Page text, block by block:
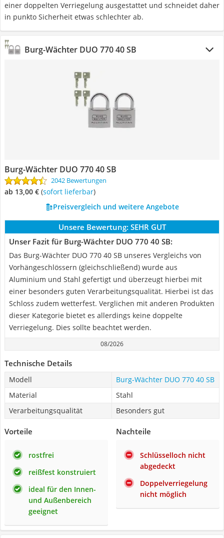
einer doppelten Verriegelung ausgestattet und schneidet daher
in punkto Sicherheit etwas schlechter ab.
Burg-Wächter DUO 770 40 SB
Burg-Wächter DUO 770 40 SB
2042 Bewertungen
ab 13,00 € ( Sofort lieferbar)
Preisvergleich und weitere Angebote
Unsere Bewertung: SEHR GUT
Unser Fazit für Burg-Wächter DUO 770 40 SB:
Das Burg-Wächter DUO 770 40 SB unseres Vergleichs von
Vorhängeschlössern (gleichschließend) wurde aus
Aluminium und Stahl gefertigt und überzeugt hierbei mit
einer besonders guten Verarbeitungsqualität. Hierbei ist das
Schloss zudem wetterfest. Verglichen mit anderen Produkten
dieser Kategorie bietet es allerdings keine doppelte
Verriegelung. Dies sollte beachtet werden.
08/2026
Technische Details
Modell
Burg-Wächter DUO 770 40 SB
Material
Stahl
Verarbeitungsqualität
Besonders gut
Vorteile
rostfrei
reißfest konstruiert
ideal für den Innen-
und Außenbereich
geeignet
Nachteile
Schlüsselloch nicht
abgedeckt
Doppelverriegelung
nicht möglich